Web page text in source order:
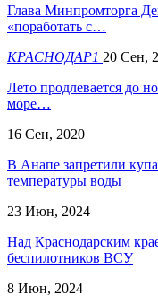
Глава Минпромторга
«поработать с…
КРАСНОДАР1 20 Сен,
Лето продлевается до
море…
16 Сен, 2020
В Анапе запретили
температуры воды
23 Июн, 2024
Над Краснодарским
беспилотников ВСУ
8 Июн, 2024